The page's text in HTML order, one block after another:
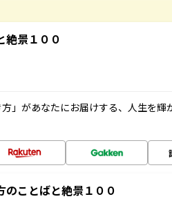
絶景１００
」があなたにお届けする、人生を輝
ことばと絶景１００